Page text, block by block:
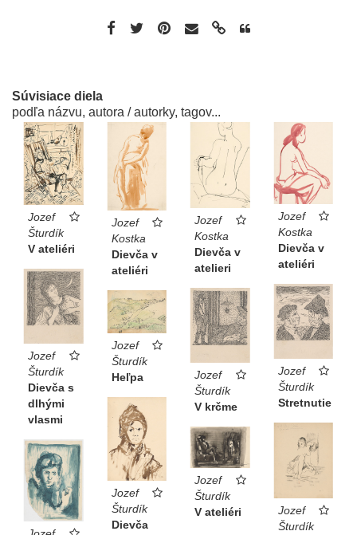
Súvisiace diela
podľa názvu, autora / autorky, tagov...
Jozef
Šturdík
V ateliéri
Jozef
Kostka
Dievča v
ateliéri
Jozef
Kostka
Dievča v
atelieri
Jozef
Kostka
Dievča v
ateliéri
Jozef
Šturdík
Dievča s
dlhými
vlasmi
Jozef
Šturdík
Stretnutie
Jozef
Šturdík
V krčme
Jozef
Šturdík
Heľpa
Jozef
Šturdík
Dievča
Jozef
Šturdík
Jozef
Šturdík
V ateliéri